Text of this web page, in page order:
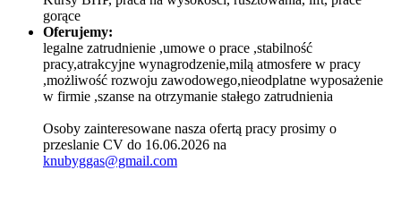
gorące
Oferujemy:
legalne zatrudnienie ,umowe o prace ,stabilność
pracy,atrakcyjne wynagrodzenie,milą atmosfere w pracy
,możliwość rozwoju zawodowego,nieodplatne wyposażenie
w firmie ,szanse na otrzymanie stałego zatrudnienia
Osoby zainteresowane nasza ofertą pracy prosimy o
przeslanie CV do 16.06.2026 na
knubyggas@gmail.com